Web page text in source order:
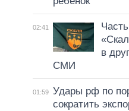
02:41
в
СМИ
01:59 Удары рф по
сократить